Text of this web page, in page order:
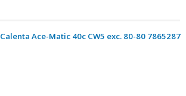
Calenta Ace-Matic 40c CW5 exc. 80-80 7865287